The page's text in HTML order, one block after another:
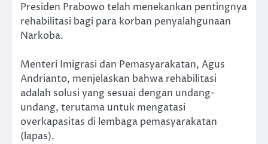
Presiden Prabowo telah menekankan pentingnya
rehabilitasi bagi para korban penyalahgunaan
Narkoba.
Menteri Imigrasi dan Pemasyarakatan, Agus
Andrianto, menjelaskan bahwa rehabilitasi
adalah solusi yang sesuai dengan undang-
undang, terutama untuk mengatasi
overkapasitas di lembaga pemasyarakatan
(lapas).